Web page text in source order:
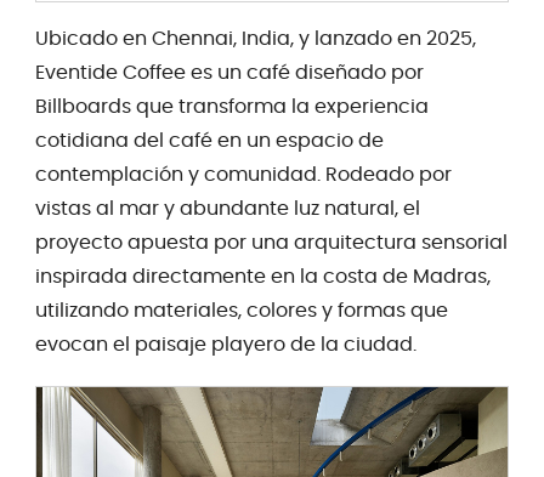
Ubicado en Chennai, India, y lanzado en 2025,
Eventide Coffee es un café diseñado por
Billboards que transforma la experiencia
cotidiana del café en un espacio de
contemplación y comunidad. Rodeado por
vistas al mar y abundante luz natural, el
proyecto apuesta por una arquitectura sensorial
inspirada directamente en la costa de Madras,
utilizando materiales, colores y formas que
evocan el paisaje playero de la ciudad.